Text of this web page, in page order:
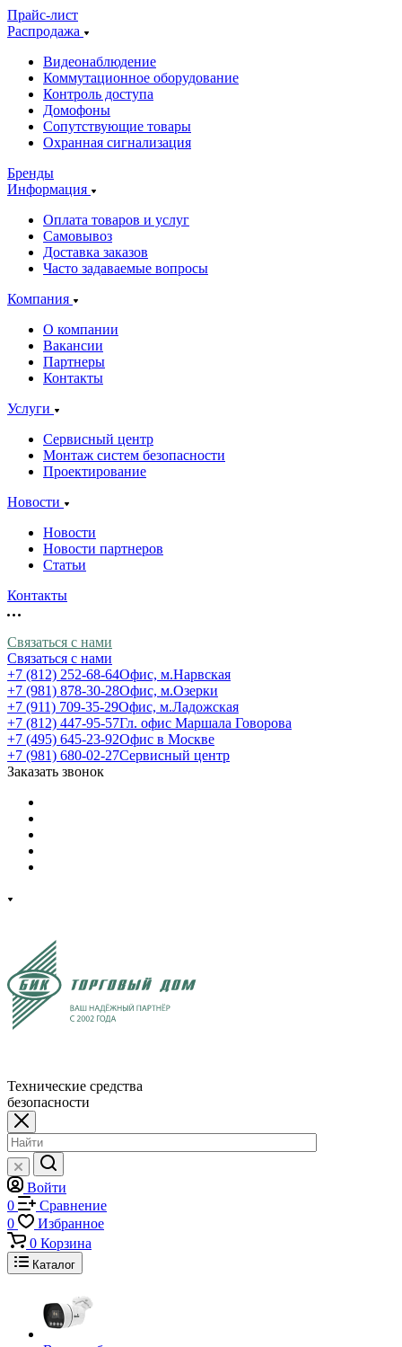
Прайс-лист
Распродажа
Видеонаблюдение
Коммутационное оборудование
Контроль доступа
Домофоны
Сопутствующие товары
Охранная сигнализация
Бренды
Информация
Оплата товаров и услуг
Самовывоз
Доставка заказов
Часто задаваемые вопросы
Компания
О компании
Вакансии
Партнеры
Контакты
Услуги
Сервисный центр
Монтаж систем безопасности
Проектирование
Новости
Новости
Новости партнеров
Статьи
Контакты
Связаться с нами
Связаться с нами
+7 (812) 252-68-64Офис, м.Нарвская
+7 (981) 878-30-28Офис, м.Озерки
+7 (911) 709-35-29Офис, м.Ладожская
+7 (812) 447-95-57Гл. офис Маршала Говорова
+7 (495) 645-23-92Офис в Москве
+7 (981) 680-02-27Сервисный центр
Заказать звонок
Технические средства
безопасности
Войти
0
Сравнение
0
Избранное
0 Корзина
Каталог